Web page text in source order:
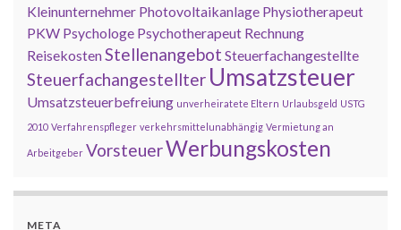
Kleinunternehmer Photovoltaikanlage Physiotherapeut
PKW Psychologe Psychotherapeut Rechnung
ReisekostenStellenangebot Steuerfachangestellte
Steuerfachangestellter Umsatzsteuer
Umsatzsteuerbefreiung unverheiratete Eltern Urlaubsgeld USTG
2010 Verfahrenspfleger verkehrsmittelunabhängig Vermietung an
Arbeitgeber VorsteuerWerbungskosten
META